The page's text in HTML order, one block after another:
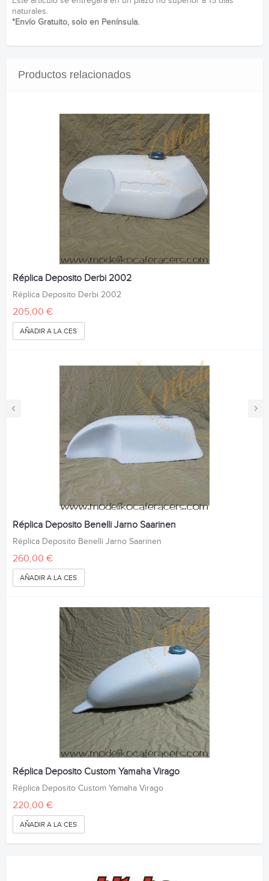
naturales.
*Envío Gratuito, solo en Península.
Productos relacionados
‹ ›
Réplica Deposito Derbi 2002
Réplica Deposito Derbi 2002
205,00 €
AÑADIR A LA CESTA
Réplica Deposito Benelli Jarno Saarinen
Réplica Deposito Benelli Jarno Saarinen
260,00 €
AÑADIR A LA CESTA
Réplica Deposito Custom Yamaha Virago
Réplica Deposito Custom Yamaha Virago
220,00 €
AÑADIR A LA CESTA